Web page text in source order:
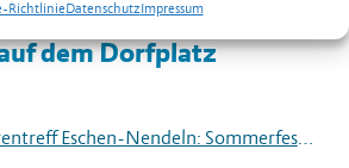
RichtlinieDatenschutzImpressum
Eschen-Nendeln:
dem Dorfplatz
weiterlesen: Seniorentreff Eschen-Nendeln: Sommerfest auf dem Dorfplatz